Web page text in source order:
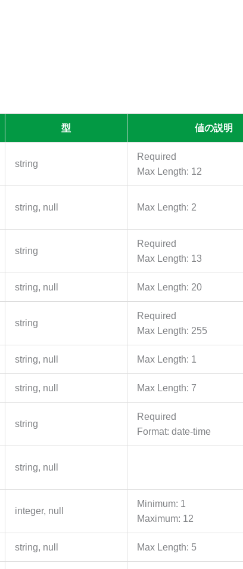
型 値の説明
string
Required
Max Length: 12
string, null Max Length: 2
string
Required
Max Length: 13
string, null Max Length: 20
string
Required
Max Length: 255
string, null Max Length: 1
string, null Max Length: 7
string
Required
Format: date-time
string, null
integer, null
Minimum: 1
Maximum: 12
string, null Max Length: 5